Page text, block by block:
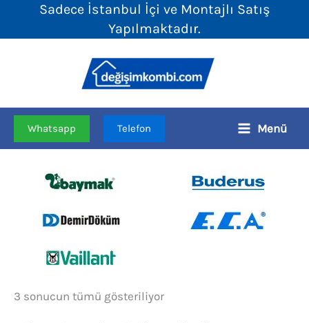
Sadece İstanbul İçi ve Montajlı Satış
Yapılmaktadır.
Whatsapp Telefon Menü
3 sonucun tümü gösteriliyorFiyata